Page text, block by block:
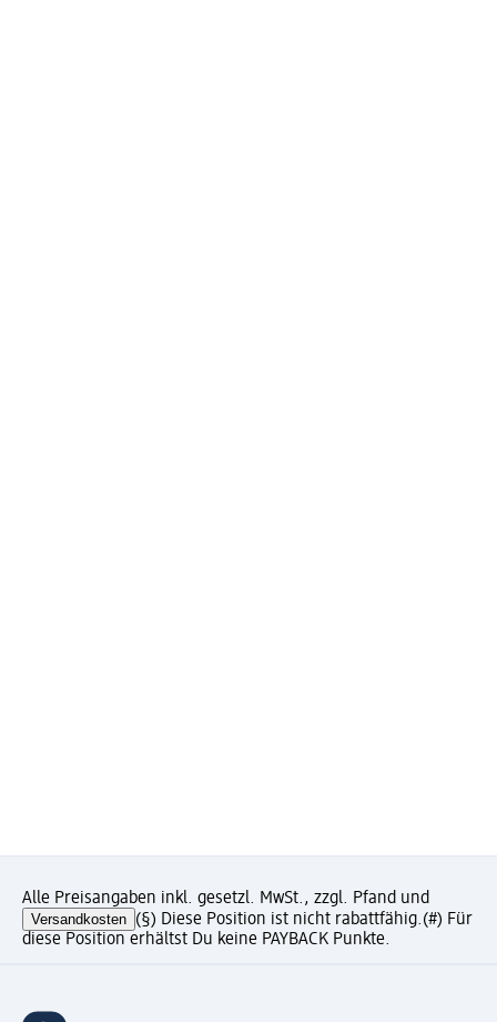
Alle Preisangaben inkl. gesetzl. MwSt., zzgl. Pfand und
Versandkosten (§) Diese Position ist nicht rabattfähig.(#) Für
diese Position erhältst Du keine PAYBACK Punkte.